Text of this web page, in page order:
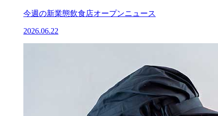
今週の新業態飲食店オープンニュース
2026.06.22